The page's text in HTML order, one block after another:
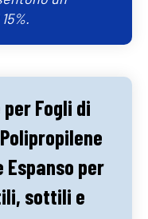
Fogli di
Espanso per
sottili e